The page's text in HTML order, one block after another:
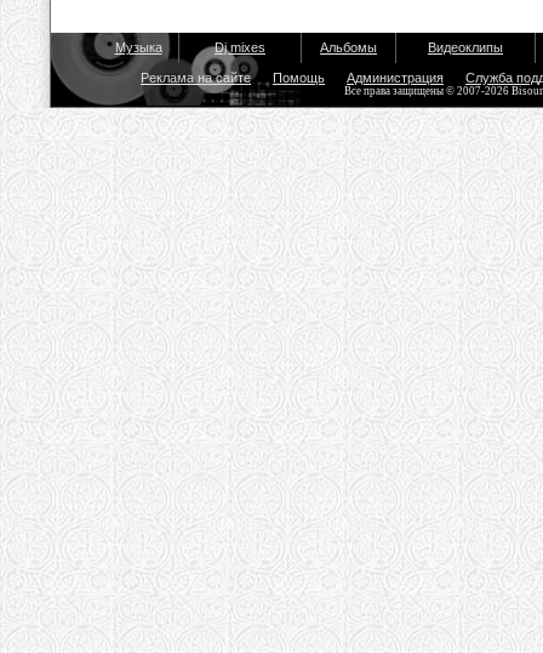
Музыка Dj mixes Альбомы Видеоклипы
Реклама на сайте Помощь Администрация Служба
Все права защищены © 2007-2026